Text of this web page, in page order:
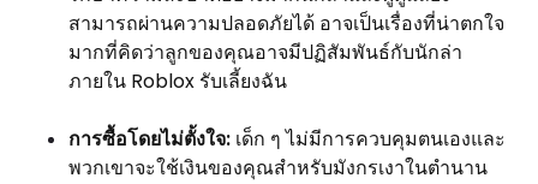
สามารถผ่านความปลอดภัยได้ อาจเป็นเรื่องที่น่าตกใจ
มากที่คิดว่าลูกของคุณอาจมีปฏิสัมพันธ์กับนักล่า
ภายใน Roblox รับเลี้ยงฉัน
การซื้อโดยไม่ตั้งใจ: เด็ก ๆ ไม่มีการควบคุมตนเองและ
พวกเขาจะใช้เงินของคุณสำหรับมังกรเงาในตำนาน